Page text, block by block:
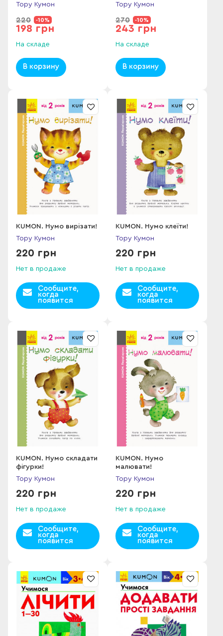
Тору Кумон
220 -10%
198 грн
На складе
В корзину
Тору Кумон
270 -10%
243 грн
На складе
В корзину
KUMON. Нумо вирізати!
Тору Кумон
220 грн
Нет в продаже
Сообщите,
когда
появится
KUMON. Нумо клеїти!
Тору Кумон
220 грн
Нет в продаже
Сообщите,
когда
появится
KUMON. Нумо складати
фігурки!
Тору Кумон
220 грн
Нет в продаже
Сообщите,
когда
появится
KUMON. Нумо
малювати!
Тору Кумон
220 грн
Нет в продаже
Сообщите,
когда
появится